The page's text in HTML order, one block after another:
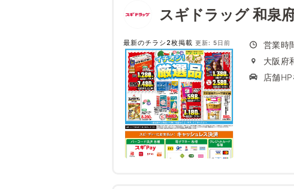
スギドラッグ 和泉
最新のチラシ2枚掲載 更新: 5日前
営業時
大阪府
店舗